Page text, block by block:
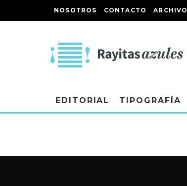
NOSOTROS CONTACTO ARCHIVO
EDITORIAL TIPOGRAFÍA